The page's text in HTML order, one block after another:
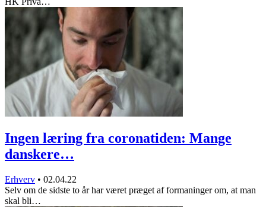
Ingen læring fra coronatiden: Mange
danskere…
Erhverv • 02.04.22
Selv om de sidste to år har været præget af formaninger om, at man
skal bli…